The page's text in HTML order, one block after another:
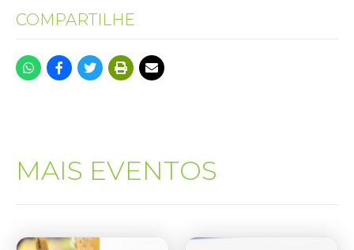
COMPARTILHE
MAIS EVENTOS